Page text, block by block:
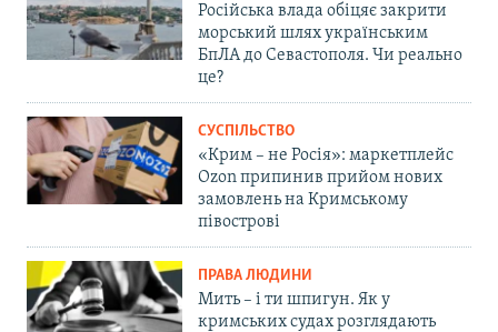
Російська влада обіцяє закрити
морський шлях українським
БпЛА до Севастополя. Чи реально
це?
СУСПІЛЬСТВО
«Крим – не Росія»: маркетплейс
Ozon припинив прийом нових
замовлень на Кримському
півострові
ПРАВА ЛЮДИНИ
Мить – і ти шпигун. Як у
кримських судах розглядають